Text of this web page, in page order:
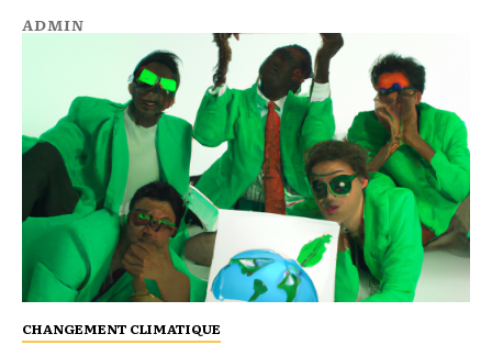
ADMIN
CHANGEMENT CLIMATIQUE